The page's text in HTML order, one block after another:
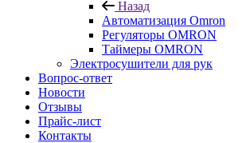
Назад
Автоматизация Omron
Регуляторы OMRON
Таймеры OMRON
Электросушители для рук
Вопрос-ответ
Новости
Отзывы
Прайс-лист
Контакты